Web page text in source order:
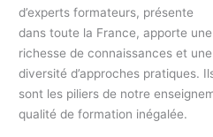
d’experts formateurs, présente
dans toute la France, apporte une
richesse de connaissances et une
diversité d’approches pratiques.
sont les piliers de notre
qualité de formation inégalée.